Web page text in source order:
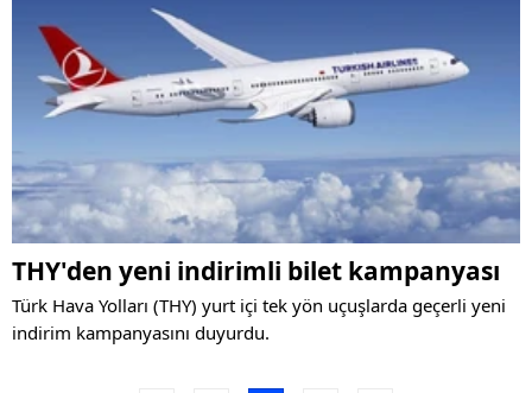
THY'den yeni indirimli bilet kampanyası
Türk Hava Yolları (THY) yurt içi tek yön uçuşlarda geçerli yeni
indirim kampanyasını duyurdu.